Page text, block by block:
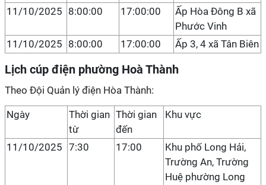
11/10/2025 8:00:00 17:00:00
Ấp Hòa Đông B xã
Phước Vinh
11/10/2025 8:00:00 17:00:00 Ấp 3, 4 xã Tân Biên
Lịch cúp điện phường Hoà Thành
Theo Đội Quản lý điện Hòa Thành:
Ngày
Thời gian
từ
Thời gian
đến
Khu vực
11/10/2025 7:30 17:00
Khu phố Long Hải,
Trường An, Trường
Huệ phường Long